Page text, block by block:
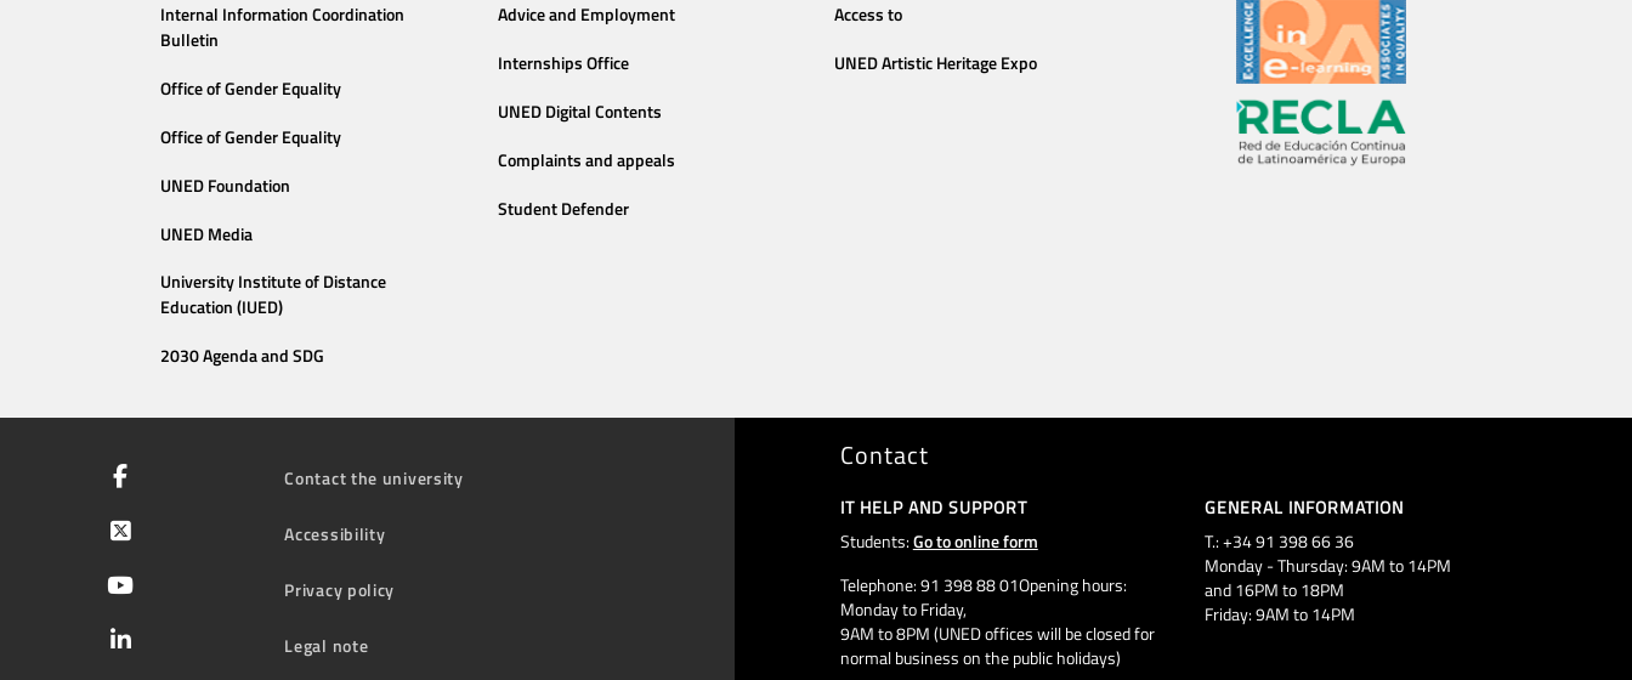
Internal Information Coordination
Bulletin
Office of Gender Equality
Office of Gender Equality
UNED Foundation
UNED Media
University Institute of Distance
Education (IUED)
2030 Agenda and SDG
Advice and Employment
Internships Office
UNED Digital Contents
Complaints and appeals
Student Defender
Access to
UNED Artistic Heritage Expo
Contact the university
Accessibility
Privacy policy
Legal note
Contact
IT HELP AND SUPPORT
Students:Go to online form
Telephone: 91 398 88 01Opening hours:
Monday to Friday,
9AM to 8PM (UNED offices will be closed for
normal business on the public holidays)
GENERAL INFORMATION
T.: +34 91 398 66 36
Monday - Thursday: 9AM to 14PM
and 16PM to 18PM
Friday: 9AM to 14PM